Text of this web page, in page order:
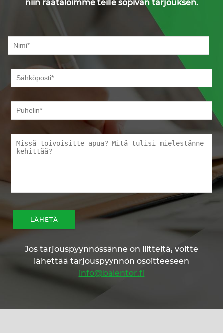
niin räätälöimme teille sopivan tarjouksen.
Jos tarjouspyynnössänne on liitteitä, voitte
lähettää tarjouspyynnön osoitteeseen
info@balentor.fi